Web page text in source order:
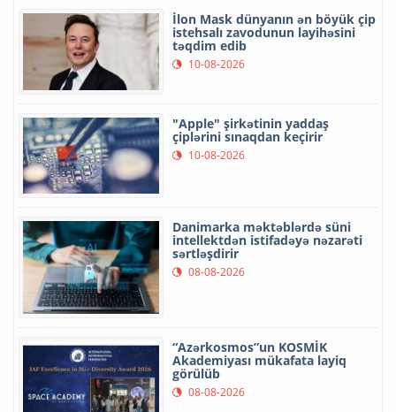
İlon Mask dünyanın ən böyük çip
istehsalı zavodunun layihəsini
təqdim edib
10-08-2026
"Apple" şirkətinin yaddaş
çiplərini sınaqdan keçirir
10-08-2026
Danimarka məktəblərdə süni
intellektdən istifadəyə nəzarəti
sərtləşdirir
08-08-2026
“Azərkosmos”un KOSMİK
Akademiyası mükafata layiq
görülüb
08-08-2026